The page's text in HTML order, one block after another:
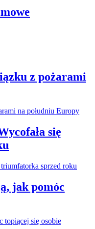
z pożarami
się
jak pomóc